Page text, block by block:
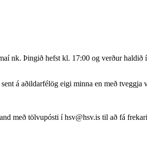
nk. Þingið hefst kl. 17:00 og verður
á aðildarfélög eigi minna en með
með tölvupósti í hsv@hsv.is til að fá